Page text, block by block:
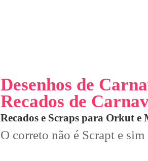
Desenhos de
Recados de
Recados e Scraps para Orkut e
O correto não é Scrapt e